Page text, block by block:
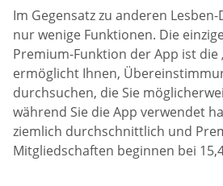
Im Gegensatz zu anderen
nur wenige Funktionen. Die
Premium-Funktion der App ist die
ermöglicht Ihnen,
durchsuchen, die Sie
während Sie die App verwendet
ziemlich durchschnittlich und
Mitgliedschaften beginnen bei